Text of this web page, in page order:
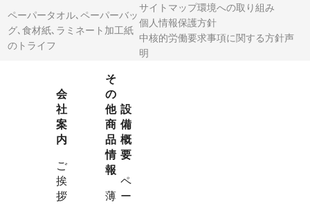
ペーパータオル､ペーパーバッ
グ､食材紙､ラミネート加工紙
のトライフ
サイトマップ環境への取り組み
個人情報保護方針
中核的労働要求事項に関する方針声
明
会
社
案
内
ご
挨
拶
そ
の
他
商
品
情
報
薄
設
備
概
要
ペ
ー